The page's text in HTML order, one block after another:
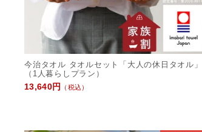
今治タオル タオルセット「大人の休日タオル」
（1人暮らしプラン）
13,640円
（税込）